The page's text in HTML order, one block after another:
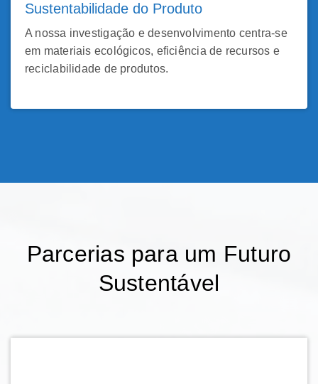
Sustentabilidade do Produto
A nossa investigação e desenvolvimento centra-se
em materiais ecológicos, eficiência de recursos e
reciclabilidade de produtos.
Parcerias para um Futuro
Sustentável